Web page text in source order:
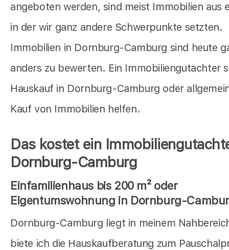
angeboten werden, sind meist Immobilien aus
in der wir ganz andere Schwerpunkte setzten.
Immobilien in Dornburg-Camburg sind heute
anders zu bewerten. Ein Immobiliengutachter
Hauskauf in Dornburg-Camburg oder
Kauf von Immobilien helfen.
Das kostet ein
Dornburg-Camburg
Einfamilienhaus bis 200 m² oder
Eigentumswohnung in Dornburg-
Dornburg-Camburg liegt in meinem
biete ich die Hauskaufberatung zum